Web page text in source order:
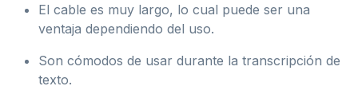
El cable es muy largo, lo cual puede ser una
ventaja dependiendo del uso.
Son cómodos de usar durante la transcripción de
texto.